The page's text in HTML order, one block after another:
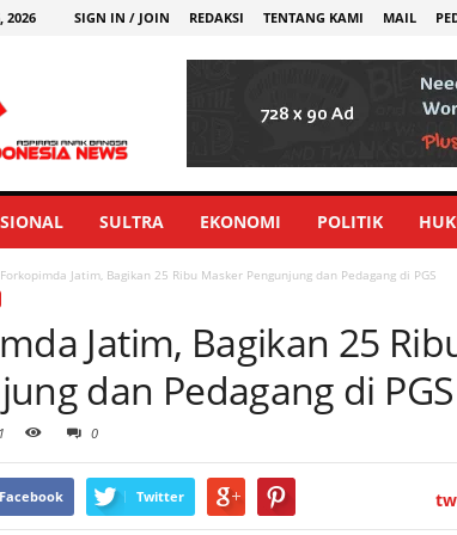
2026 SIGN IN / JOIN REDAKSI TENTANG KAMI MAIL
SULTRA EKONOMI POLITIK
Forkopimda Jatim, Bagikan 25 Ribu Masker Pengunjung dan Pedagang di PGS
Jatim, Bagikan 25
dan Pedagang di PGS
0
Facebook Twitter